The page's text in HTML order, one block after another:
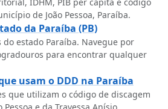
de João Pessoa, Paraíba.
da Paraíba (PB)
do estado Paraíba. Navegue por
para encontrar qualquer
usam o DDD na Paraíba
que utilizam o código de discagem